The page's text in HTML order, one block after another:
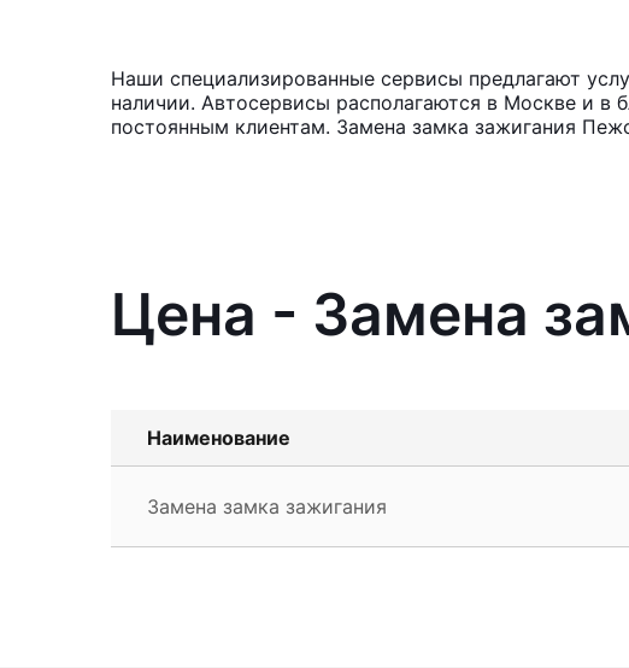
Наши специализированные сервисы предлагают
наличии. Автосервисы располагаются в Москве и
постоянным клиентам. Замена замка зажигания
Цена - Замена
Наименование
Замена замка зажигания